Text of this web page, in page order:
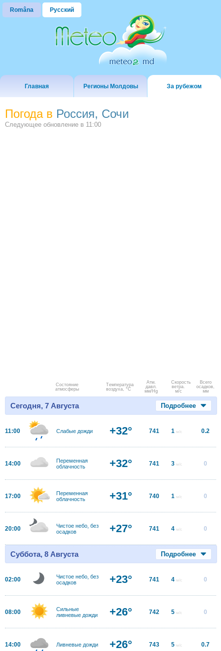
Româna Русский
Главная Регионы Молдовы За рубежом
Погода в Россия, Сочи
Следующее обновление в 11:00
Состояние
атмосферы
Температура
воздуха, °C
Атм.
давл.
мм/Hg
Скорость
ветра.
м/с
Всего
осадков,
мм
Сегодня, 7 Августа Подробнее
11:00 Слабые дожди +32° 741 1 м/с 0.2
14:00
Переменная
облачность
+32° 741 3 м/с 0
17:00
Переменная
облачность
+31° 740 1 м/с 0
20:00
Чистое небо, без
осадков
+27° 741 4 м/с 0
Суббота, 8 Августа Подробнее
02:00
Чистое небо, без
осадков
+23° 741 4 м/с 0
08:00
Сильные
ливневые дожди
+26° 742 5 м/с 0
14:00 Ливневые дожди +26° 743 5 м/с 0.7